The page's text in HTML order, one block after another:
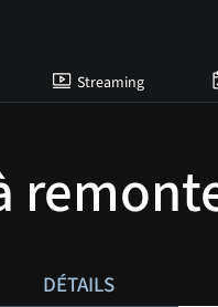
Streaming
DÉTAILS